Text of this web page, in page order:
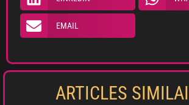
EMAIL
ARTICLES